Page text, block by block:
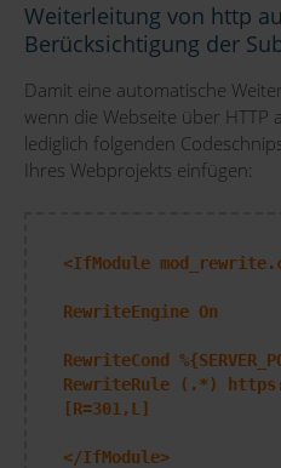
Weiterleitung von http
Berücksichtigung der
Damit eine automatische
wenn die Webseite über HTTP
lediglich folgenden
Ihres Webprojekts einfügen:
<IfModule
RewriteEngine On
RewriteCond
RewriteRule (.*) https://
[R=301,L]
</IfModule>